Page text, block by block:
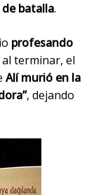
batalla.
profesando
terminar, el
Alí murió en la
, dejando